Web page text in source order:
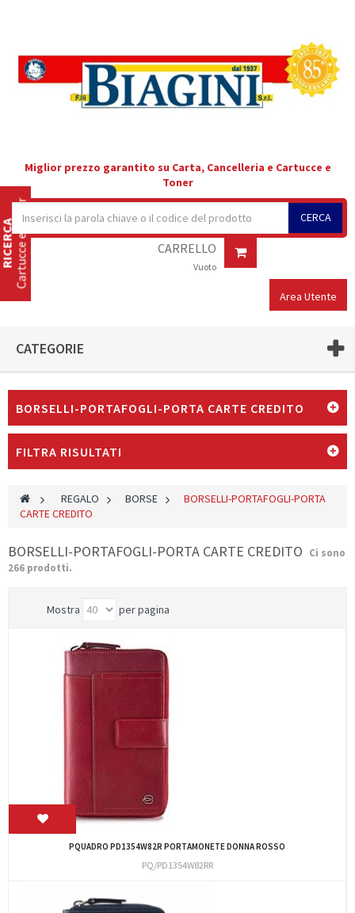
Miglior prezzo garantito su Carta, Cancelleria e Cartucce e
Toner
CERCA
CARRELLO
Vuoto
Area Utente
CATEGORIE
BORSELLI-PORTAFOGLI-PORTA CARTE CREDITO
FILTRA RISULTATI
> REGALO > BORSE >
BORSELLI-PORTAFOGLI-PORTA
CARTE CREDITO
BORSELLI-PORTAFOGLI-PORTA CARTE CREDITO Ci sono
266 prodotti.
Mostra per pagina
PQUADRO PD1354W82R PORTAMONETE DONNA ROSSO
PQ/PD1354W82RR
Cartucce e Toner